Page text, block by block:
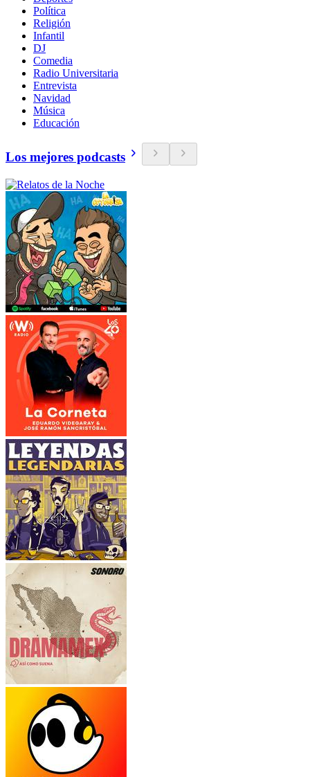
Política
Religión
Infantil
DJ
Comedia
Radio Universitaria
Entrevista
Navidad
Música
Educación
Los mejores podcasts